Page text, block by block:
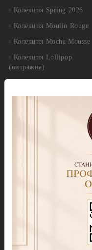
Колекция Spring 2026
Колекция Moulin Rouge
Колекция Mocha Mousse
Колекция Lollipop
(витражна)
Колекция Cat Eye
Колекция Cat Eye
Бази
Прозрачни Бази за гел
Колекция Cover Base
Колекция Thermo